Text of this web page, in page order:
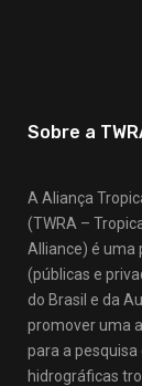
Sobre a
A Aliança
(TWRA –
Alliance) é uma
(públicas e
do Brasil e da
promover uma
para a pesquisa
hidrográficas